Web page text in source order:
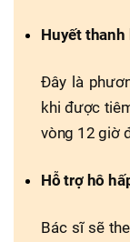
Huyết thanh
Đây là
khi được
vòng 12 giờ
Hỗ trợ hô
Bác sĩ sẽ